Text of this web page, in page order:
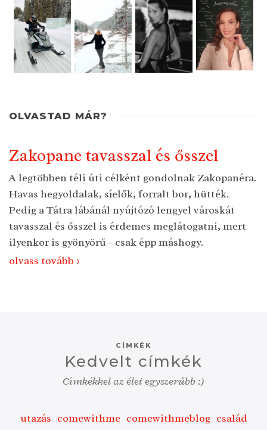
OLVASTAD MÁR?
Zakopane tavasszal és ősszel
A legtöbben téli úti célként gondolnak Zakopanéra.
Havas hegyoldalak, síelők, forralt bor, hütték.
Pedig a Tátra lábánál nyújtózó lengyel városkát
tavasszal és ősszel is érdemes meglátogatni, mert
ilyenkor is gyönyörű – csak épp máshogy.
olvass tovább >
CÍMKÉK
Kedvelt címkék
Címkékkel az élet egyszerűbb :)
utazás comewithme comewithmeblog család